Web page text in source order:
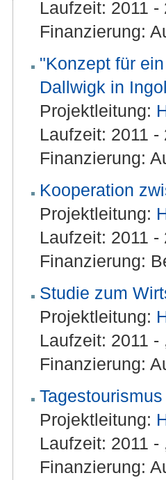
Laufzeit: 2011
Finanzierung:
"Konzept für
Dallwigk in
Projektleitung:
Laufzeit: 2011
Finanzierung:
Kooperation
Projektleitung:
Laufzeit: 2011
Finanzierung:
Studie zum
Projektleitung:
Laufzeit: 2011
Finanzierung:
Projektleitung:
Laufzeit: 2011
Finanzierung: